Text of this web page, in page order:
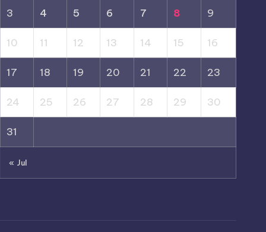
3 4 5 6 7 8 9
10 11 12 13 14 15 16
17 18 19 20 21 22 23
24 25 26 27 28 29 30
31
« Jul